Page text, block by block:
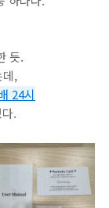
듯.
,
24시
.